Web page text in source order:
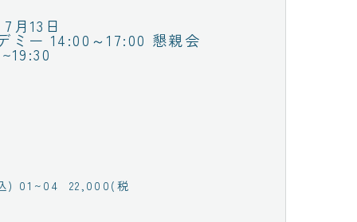
7月13日
ミー 14:00～17:00 懇親会
) 01~04 22,000(税